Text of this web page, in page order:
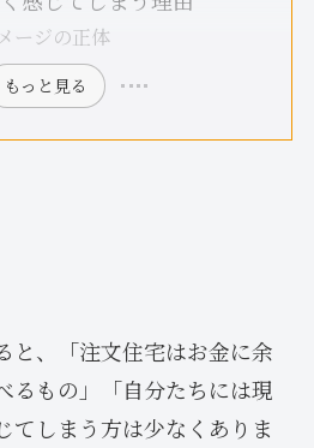
ージの正体
もっと見る
と、「注文住宅はお金に余
るもの」「自分たちには現
てしまう方は少なくありま